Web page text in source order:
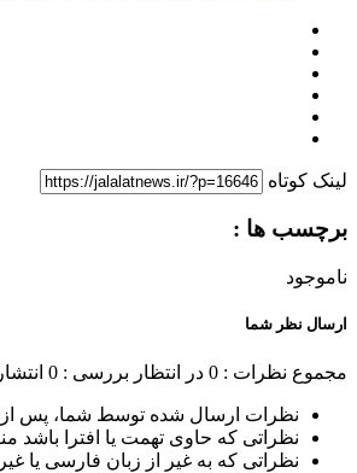
لینک کوتاه
برچسب ها :
ناموجود
ارسال نظر شما
مجموع نظرات : 0 در انتظار بررسی : 0
نظرات ارسال شده توسط شما، پس از
نظراتی که حاوی تهمت یا افترا باشد
نظراتی که به غیر از زبان فارسی یا